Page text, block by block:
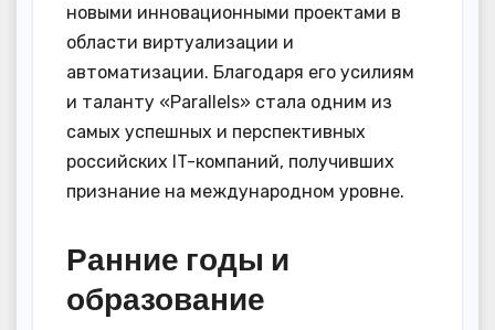
новыми инновационными проектами в
области виртуализации и
автоматизации. Благодаря его усилиям
и таланту «Parallels» стала одним из
самых успешных и перспективных
российских IT-компаний, получивших
признание на международном уровне.
Ранние годы и
образование